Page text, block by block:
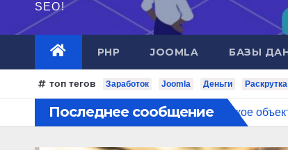
SEO!
PHP JOOMLA БАЗЫ
топ тегов Заработок Joomla Деньги
Последнее сообщение
другой хостинг? Что такое объектно-